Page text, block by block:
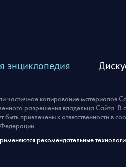
энциклопедия
частичное копирование материалов
разрешения владельца Сайта. В
привлечены к ответственности в
Федерации.
рекомендательные